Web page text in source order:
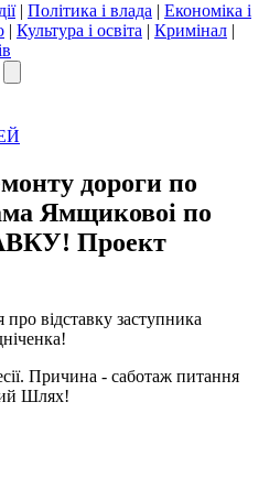
| Політика і влада | Економіка і
| Культура і освіта | Кримінал |
дороги по
Ямщиковоі по
Проект
відставку заступника
Причина - саботаж питання
Шлях!